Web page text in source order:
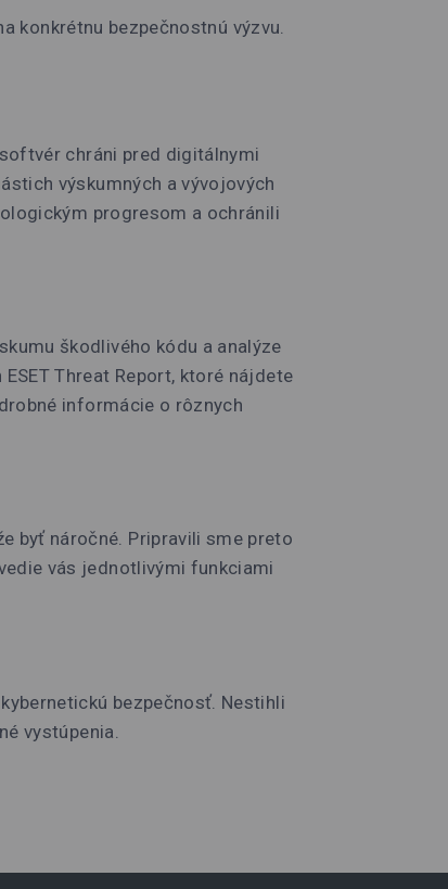
konkrétnu bezpečnostnú výzvu.
chráni pred digitálnymi
výskumných a vývojových
progresom a ochránili
škodlivého kódu a analýze
Threat Report, ktoré nájdete
informácie o rôznych
byť náročné. Pripravili sme preto
vás jednotlivými funkciami
bezpečnosť. Nestihli
vystúpenia.